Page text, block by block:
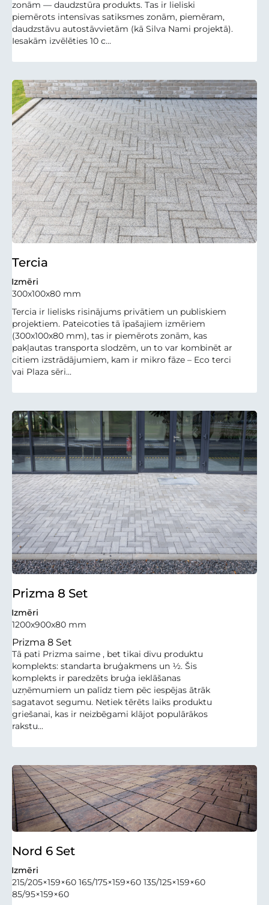
zonām — daudzstūra produkts. Tas ir lieliski
piemērots intensīvas satiksmes zonām, piemēram,
daudzstāvu autostāvvietām (kā Silva Nami projektā).
Iesakām izvēlēties 10 c...
Tercia
Izmēri
300x100x80 mm
Tercia ir lielisks risinājums privātiem un publiskiem
projektiem. Pateicoties tā īpašajiem izmēriem
(300x100x80 mm), tas ir piemērots zonām, kas
pakļautas transporta slodzēm, un to var kombinēt ar
citiem izstrādājumiem, kam ir mikro fāze – Eco terci
vai Plaza sēri...
Prizma 8 Set
Izmēri
1200x900x80 mm
Prizma 8 Set
Tā pati Prizma saime , bet tikai divu produktu
komplekts: standarta bruģakmens un ½. Šis
komplekts ir paredzēts bruģa ieklāšanas
uzņēmumiem un palīdz tiem pēc iespējas ātrāk
sagatavot segumu. Netiek tērēts laiks produktu
griešanai, kas ir neizbēgami klājot populārākos
rakstu...
Nord 6 Set
Izmēri
215/205×159×60 165/175×159×60 135/125×159×60
85/95×159×60